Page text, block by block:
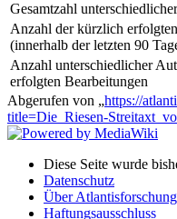
Gesamtzahl
Anzahl der kürzlich
(innerhalb der letzten 90
Anzahl unterschiedlicher
erfolgten Bearbeitungen
Abgerufen von „https://
title=Die_Riesen-
Diese Seite wurde
Datenschutz
Über
Haftungsausschluss